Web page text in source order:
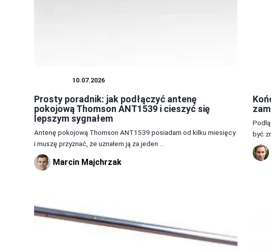
10.07.2026
Prosty poradnik: jak podłączyć antenę
pokojową Thomson ANT1539 i cieszyć się
lepszym sygnałem
Antenę pokojową Thomson ANT1539 posiadam od kilku miesięcy
i muszę przyznać, że uznałem ją za jeden ...
Marcin Majchrzak
być